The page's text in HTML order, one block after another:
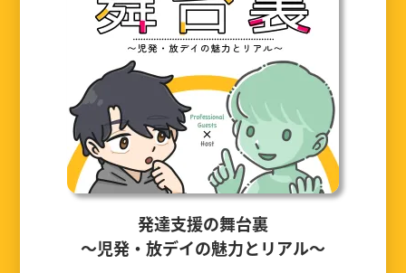
発達支援の舞台裏
〜児発・放デイの魅力とリアル〜